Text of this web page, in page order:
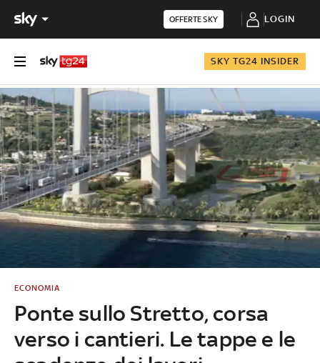
OFFERTE SKY LOGIN
SKY TG24 INSIDER
Ponte sullo Stretto, corsa
verso i cantieri. Le tappe e le
ECONOMIA